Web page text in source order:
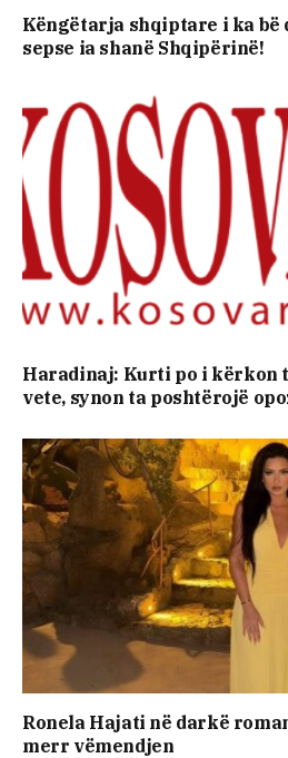
Këngëtarja shqiptare i ka bë
sepse ia shanë Shqipërinë!
Haradinaj: Kurti po i kërkon
vete, synon ta poshtërojë
Ronela Hajati në darkë
merr vëmendjen